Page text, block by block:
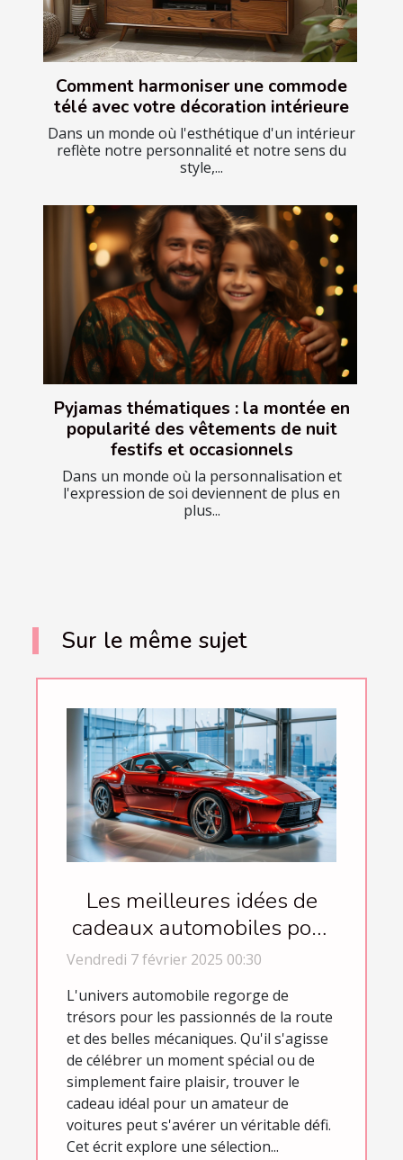
Comment harmoniser une commode
télé avec votre décoration intérieure
Dans un monde où l'esthétique d'un intérieur
reflète notre personnalité et notre sens du
style,...
Pyjamas thématiques : la montée en
popularité des vêtements de nuit
festifs et occasionnels
Dans un monde où la personnalisation et
l'expression de soi deviennent de plus en
plus...
Sur le même sujet
Les meilleures idées de
cadeaux automobiles pour
chaque occasion
Vendredi 7 février 2025 00:30
L'univers automobile regorge de
trésors pour les passionnés de la route
et des belles mécaniques. Qu'il s'agisse
de célébrer un moment spécial ou de
simplement faire plaisir, trouver le
cadeau idéal pour un amateur de
voitures peut s'avérer un véritable défi.
Cet écrit explore une sélection...